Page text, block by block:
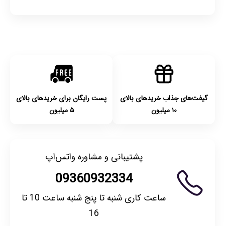
گیفت‌های جذاب خریدهای بالای
۱۰ میلیون
پست رایگان برای خریدهای بالای
۵ میلیون
پشتیبانی و مشاوره واتس‌اپ
09360932334
ساعت کاری شنبه تا پنج شنبه ساعت 10 تا
16